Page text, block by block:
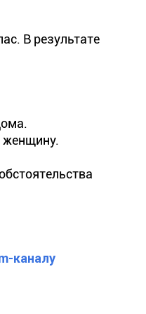
В результате
женщину.
каналу